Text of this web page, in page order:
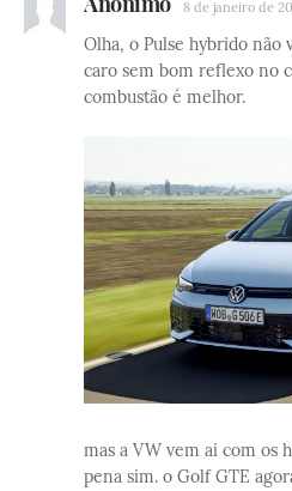
8 de janeiro de
Olha, o Pulse hybrido não
caro sem bom reflexo no
combustão é melhor.
mas a VW vem ai com os
pena sim. o Golf GTE